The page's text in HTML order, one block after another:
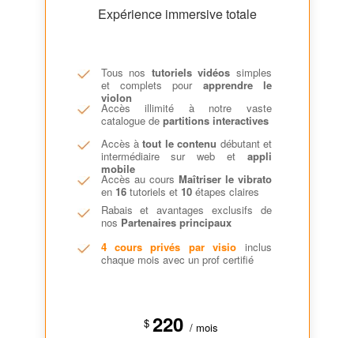
Expérience immersive totale
Tous nos tutoriels vidéos simples
et complets pour apprendre le
violon
Accès illimité à notre vaste
catalogue de partitions interactives
Accès àtout le contenu débutant et
intermédiaire sur web et appli
mobile
Accès au cours Maîtriser le vibrato
en 16tutoriels et 10étapes claires
Rabais et avantages exclusifs de
nos Partenaires principaux
4 cours privés par visio inclus
chaque mois avec un prof certifié
$ 220/ mois